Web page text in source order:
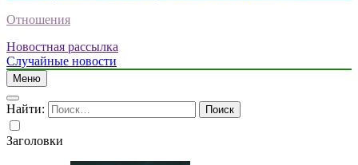
Отношения
Новостная рассылка
Случайные новости
Меню
Найти:
Заголовки